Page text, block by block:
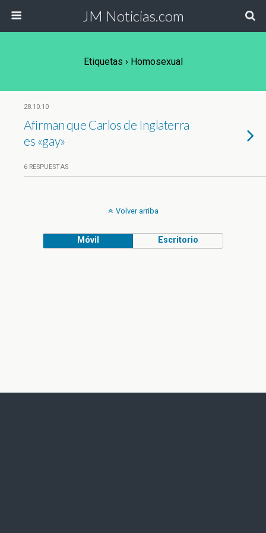
JM Noticias.com
Etiquetas › Homosexual
28.10.10
Afirman que Carlos de Inglaterra
es «gay»
6 RESPUESTAS
Volver arriba
Móvil Escritorio